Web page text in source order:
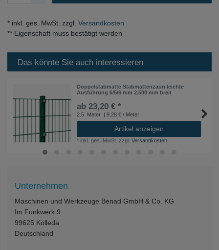
* inkl. ges. MwSt. zzgl. Versandkosten
** Eigenschaft muss bestätigt werden
Das könnte Sie auch interessieren
Doppelstabmatte Stabmattenzaun leichte
Ausführung 6/5/6 mm 2.500 mm breit
ab 23,20 € *
2.5 Meter | 9,28 € / Meter
Artikel anzeigen
* inkl. ges. MwSt. zzgl.Versandkosten
Unternehmen
Maschinen und Werkzeuge Benad GmbH & Co. KG
Im Funkwerk 9
99625 Kölleda
Deutschland